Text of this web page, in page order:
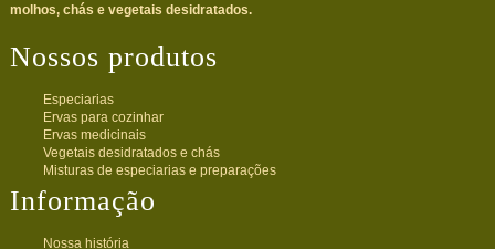
molhos, chás e vegetais desidratados.
Nossos produtos
Especiarias
Ervas para cozinhar
Ervas medicinais
Vegetais desidratados e chás
Misturas de especiarias e preparações
Informação
Nossa história